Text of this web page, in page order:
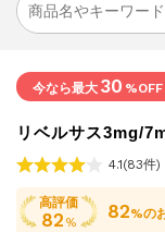
今なら最大 30 %OFF
リベルサス3mg/
4.1(83件)
高評価
82% 82%の